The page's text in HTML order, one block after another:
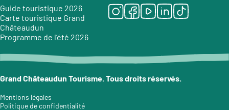
Guide touristique 2026
Carte touristique Grand
Châteaudun
Programme de l’été 2026
Instagram
Facebook
Youtube
LinkedIn
Tiktok
Grand Châteaudun Tourisme. Tous droits réservés.
Mentions légales
Politique de confidentialité